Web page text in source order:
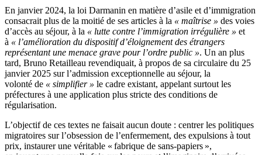
En janvier 2024, la loi Darmanin en matière d’asile et d’immigration
consacrait plus de la moitié de ses articles à la « maîtrise » des voies
d’accès au séjour, à la « lutte contre l’immigration irrégulière » et
à « l’amélioration du dispositif d’éloignement des étrangers
représentant une menace grave pour l’ordre public ». Un an plus
tard, Bruno Retailleau revendiquait, à propos de sa circulaire du 25
janvier 2025 sur l’admission exceptionnelle au séjour, la
volonté de « simplifier » le cadre existant, appelant surtout les
préfectures à une application plus stricte des conditions de
régularisation.
L’objectif de ces textes ne faisait aucun doute : centrer les politiques
migratoires sur l’obsession de l’enfermement, des expulsions à tout
prix, instaurer une véritable « fabrique de sans-papiers »,